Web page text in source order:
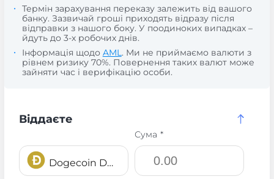
Термін зарахування переказу залежить від вашого
банку. Зазвичай гроші приходять відразу після
відправки з нашого боку. У поодиноких випадках –
йдуть до 3-х робочих днів.
Інформація щодо AML. Ми не приймаємо валюти з
рівнем ризику 70%. Повернення таких валют може
зайняти час і верифікацію особи.
Віддаєте
Dogecoin DOGE
Сума *